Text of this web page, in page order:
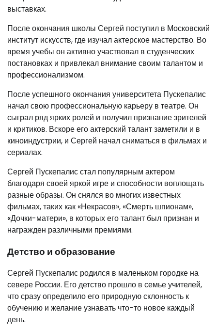
выставках.
После окончания школы Сергей поступил в Московский
институт искусств, где изучал актерское мастерство. Во
время учебы он активно участвовал в студенческих
постановках и привлекал внимание своим талантом и
профессионализмом.
После успешного окончания университета Пускепалис
начал свою профессиональную карьеру в театре. Он
сыграл ряд ярких ролей и получил признание зрителей
и критиков. Вскоре его актерский талант заметили и в
киноиндустрии, и Сергей начал сниматься в фильмах и
сериалах.
Сергей Пускепалис стал популярным актером
благодаря своей яркой игре и способности воплощать
разные образы. Он снялся во многих известных
фильмах, таких как «Некрасов», «Смерть шпионам»,
«Дочки-матери», в которых его талант был признан и
награжден различными премиями.
Детство и образование
Сергей Пускепалис родился в маленьком городке на
севере России. Его детство прошло в семье учителей,
что сразу определило его природную склонность к
обучению и желание узнавать что-то новое каждый
день.